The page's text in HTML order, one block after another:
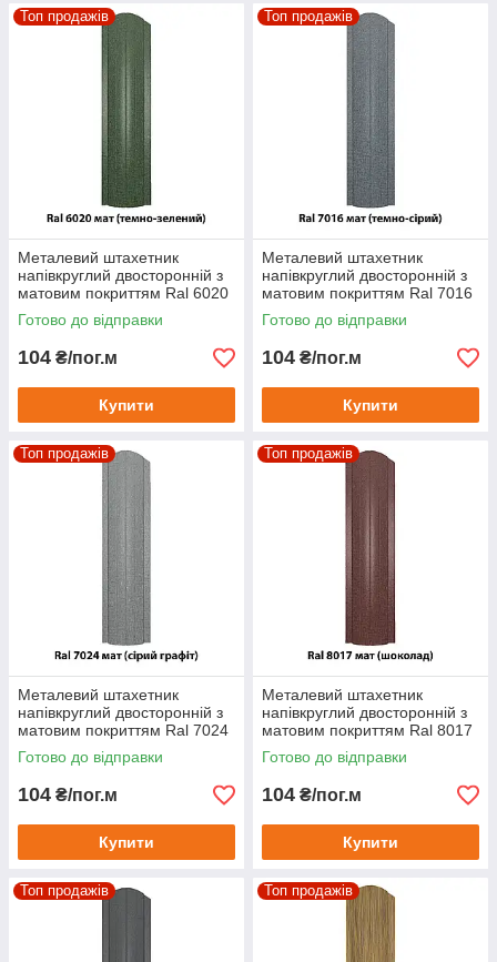
Топ продажів
Металевий штахетник
напівкруглий двосторонній з
матовим покриттям Ral 6020
мат (темно-зелений)
Готово до відправки
104 ₴/пог.м
Купити
Топ продажів
Металевий штахетник
напівкруглий двосторонній з
матовим покриттям Ral 7016
мат (темно-сірий)
Готово до відправки
104 ₴/пог.м
Купити
Топ продажів
Металевий штахетник
напівкруглий двосторонній з
матовим покриттям Ral 7024
мат (сірий графіт)
Готово до відправки
104 ₴/пог.м
Купити
Топ продажів
Металевий штахетник
напівкруглий двосторонній з
матовим покриттям Ral 8017
мат (шоколад)
Готово до відправки
104 ₴/пог.м
Купити
Топ продажів Топ продажів